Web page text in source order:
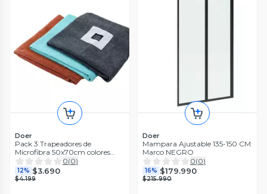
Doer
Pack 3 Trapeadores de
Microfibra 50x70cm colores
variados
0(0)
12% $3.690
$4.199
Doer
Mampara Ajustable 135-150 CM
Marco NEGRO
0(0)
16% $179.990
$215.990